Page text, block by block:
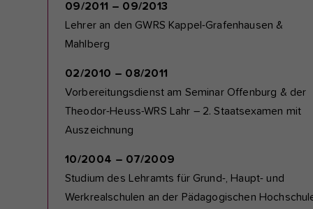
09/2011 – 09/2013
Lehrer an den GWRS Kappel-Grafenhausen &
Mahlberg
02/2010 – 08/2011
Vorbereitungsdienst am Seminar Offenburg & der
Theodor-Heuss-WRS Lahr – 2. Staatsexamen mit
Auszeichnung
10/2004 – 07/2009
Studium des Lehramts für Grund-, Haupt- und
Werkrealschulen an der Pädagogischen